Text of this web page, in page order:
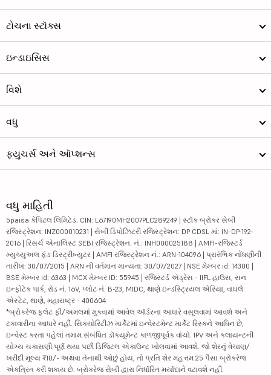
ટોચના સ્ટૉક્સ
ઇન્ડાઇસિસ
વિશે
વધુ
ફ્યુચર્સ અને ઑપ્શન્સ
વધુ માહિતી
5paisa કેપિટલ લિમિટેડ. CIN: L67190MH2007PLC289249 | સ્ટૉક બ્રોકર સેબી
રજિસ્ટ્રેશન: INZ000010231 | સેબી ડિપોઝિટરી રજિસ્ટ્રેશન: DP CDSL માં: IN-DP-192-
2016 | રિસર્ચ એનાલિસ્ટ SEBI રજિસ્ટ્રેશન. નં.: INH000025188 | AMFI-રજિસ્ટર્ડ
મ્યુચ્યુઅલ ફંડ ડિસ્ટ્રીબ્યુટર | AMFI રજિસ્ટ્રેશન નં.: ARN-104096 | પ્રારંભિક નોંધણીની
તારીખ: 30/07/2015 | ARN ની વર્તમાન માન્યતા: 30/07/2027 | NSE મેમ્બર id: 14300 |
BSE મેમ્બર id: 6363 | MCX મેમ્બર ID: 55945 | રજિસ્ટર્ડ ઍડ્રેસ - IIFL હાઉસ, સન
ઇન્ફોટેક પાર્ક, રોડ નં. 16V, પ્લોટ નં. B-23, MIDC, થાણે ઇન્ડસ્ટ્રિયલ એરિયા, વાઘલે
એસ્ટેટ, થાણે, મહારાષ્ટ્ર - 400604
*બ્રોકરેજ ફ્લેટ ફી/અમલમાં મુકવામાં આવેલ ઑર્ડરના આધારે વસૂલવામાં આવશે અને
ટકાવારીના આધારે નહીં. સિક્યોરિટીઝ માર્કેટમાં ઇન્વેસ્ટમેન્ટ માર્કેટ રિસ્કને આધિન છે,
ઇન્વેસ્ટ કરતા પહેલાં તમામ સંબંધિત ડૉક્યૂમેન્ટ કાળજીપૂર્વક વાંચો. IPV અને ક્લાયન્ટની
યોગ્ય ચકાસણી પૂર્ણ થયા પછી ડિજિટલ એકાઉન્ટ ખોલવામાં આવશે. જો શેરનું વેચાણ/
ખરીદી મૂલ્ય ₹10/- અથવા તેનાથી ઓછું હોય, તો પ્રતિ શેર મહત્તમ 25 પૈસા બ્રોકરેજ
એકત્રિત કરી શકાય છે. બ્રોકરેજ સેબી દ્વારા નિર્ધારિત મર્યાદાને વટાવશે નહીં.